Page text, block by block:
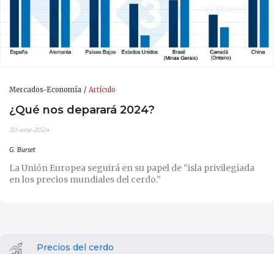
Mercados-Economía Artículo
¿Qué nos deparará 2024?
30-ene-2024
G. Burset
La Unión Europea seguirá en su papel de “isla privilegiada
en los precios mundiales del cerdo.”
Precios del cerdo